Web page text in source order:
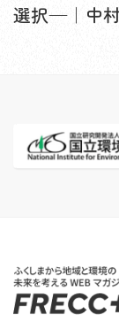
選択—｜中